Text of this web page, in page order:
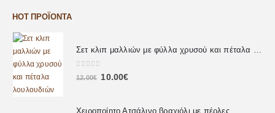
HOT ΠΡΟΪΌΝΤΑ
0out of 5
12.00€ 10.00€
Χειροποίητο Ατσάλινο βραχιόλι με πέρλες